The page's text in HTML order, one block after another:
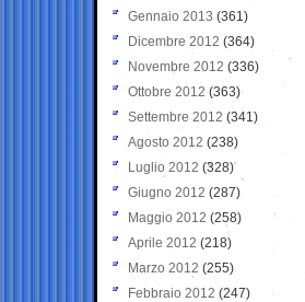
Gennaio 2013 (361)
Dicembre 2012 (364)
Novembre 2012 (336)
Ottobre 2012 (363)
Settembre 2012 (341)
Agosto 2012 (238)
Luglio 2012 (328)
Giugno 2012 (287)
Maggio 2012 (258)
Aprile 2012 (218)
Marzo 2012 (255)
Febbraio 2012 (247)